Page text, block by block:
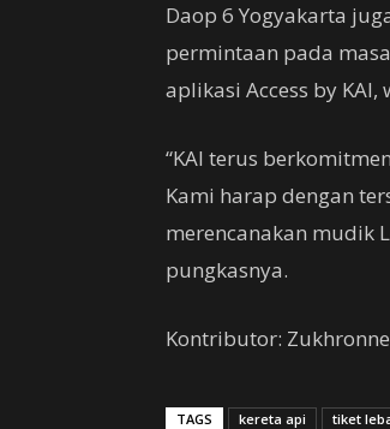
Daop 6 Yogyakarta
permintaan pada
aplikasi Access by KAI,
“KAI terus
Kami harap dengan
merencanakan mudik
pungkasnya.
Kontributor:
TAGS kereta api tiket